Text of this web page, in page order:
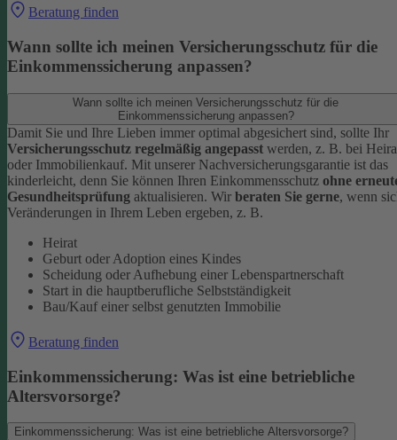
Beratung finden
Wann sollte ich meinen Versicherungsschutz für die
Einkommenssicherung anpassen?
Wann sollte ich meinen Versicherungsschutz für die
Einkommenssicherung anpassen?
Damit Sie und Ihre Lieben immer optimal abgesichert sind, sollte Ihr
Versicherungsschutz regelmäßig angepasst werden, z. B. bei
oder Immobilienkauf. Mit unserer Nachversicherungsgarantie ist das
kinderleicht, denn Sie können Ihren Einkommensschutz ohne
Gesundheitsprüfung aktualisieren. Wir beraten Sie gerne, wenn
Veränderungen in Ihrem Leben ergeben, z. B.
Heirat
Geburt oder Adoption eines Kindes
Scheidung oder Aufhebung einer Lebenspartnerschaft
Start in die hauptberufliche Selbstständigkeit
Bau/Kauf einer selbst genutzten Immobilie
Beratung finden
Einkommenssicherung: Was ist eine betriebliche
Altersvorsorge?
Einkommenssicherung: Was ist eine betriebliche Altersvorsorge?